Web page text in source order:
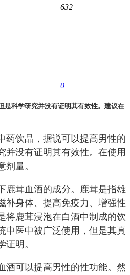
632
0
是科学研究并没有证明其有效性。建议在
药饮品，据说可以提高男性的
并没有证明其有效性。在使用
量。
鹿茸血酒的成分。鹿茸是指雄
补身体、提高免疫力、增强性
将鹿茸浸泡在白酒中制成的饮
中医中被广泛使用，但是其真
明。
酒可以提高男性的性功能。然